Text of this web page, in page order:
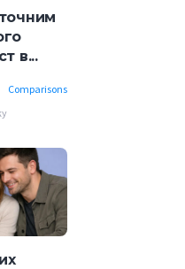
в...
Comparisons